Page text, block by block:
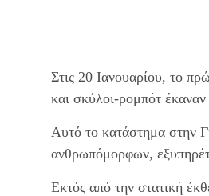
Στις 20 Ιανουαρίου, το
και σκύλοι-ρομπότ έκαναν
Αυτό το κατάστημα στην
ανθρωπόμορφων,
Εκτός από την στατική